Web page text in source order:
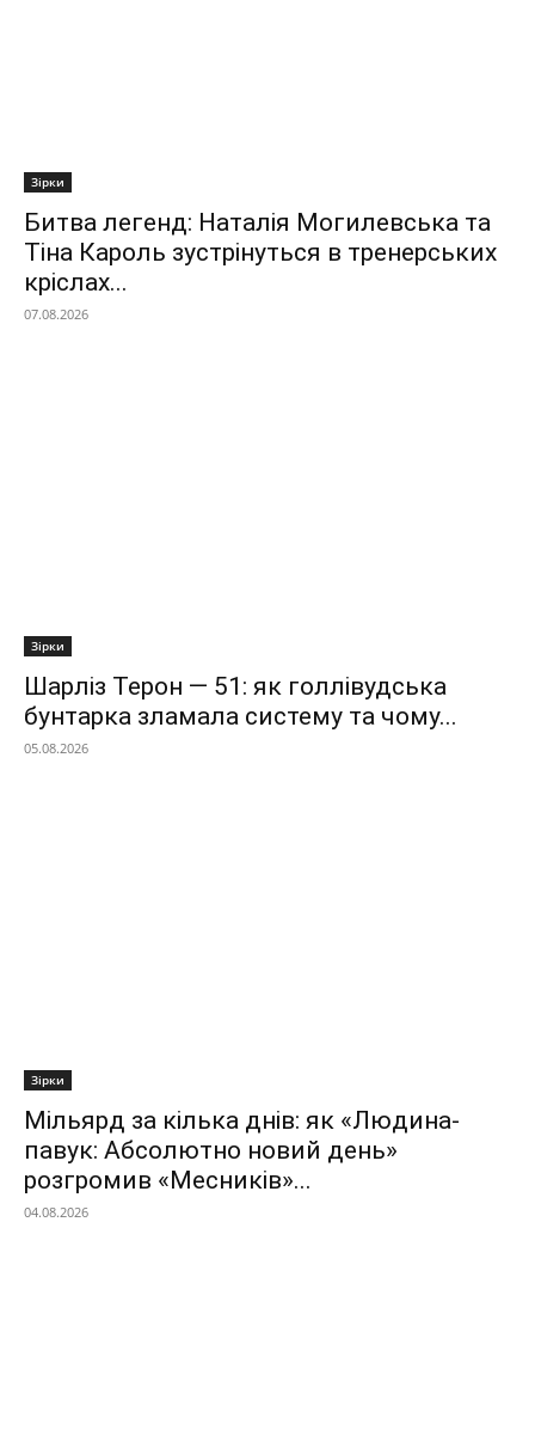
Зірки
Битва легенд: Наталія Могилевська та
Тіна Кароль зустрінуться в тренерських
кріслах...
07.08.2026
Зірки
Шарліз Терон — 51: як голлівудська
бунтарка зламала систему та чому...
05.08.2026
Зірки
Мільярд за кілька днів: як «Людина-
павук: Абсолютно новий день»
розгромив «Месників»...
04.08.2026